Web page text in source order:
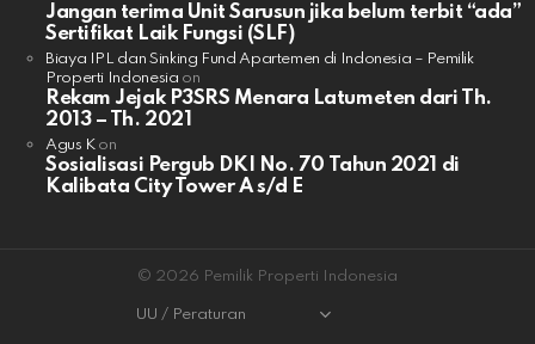
Jangan terima Unit Sarusun jika belum terbit “ada”
Sertifikat Laik Fungsi (SLF)
Biaya IPL dan Sinking Fund Apartemen di Indonesia – Pemilik
Properti Indonesia on
Rekam Jejak P3SRS Menara Latumeten dari Th.
2013 – Th. 2021
Agus Kon
Sosialisasi Pergub DKI No. 70 Tahun 2021 di
Kalibata City Tower A s/d E
© 2026 Pemilik Properti Indonesia
UU / Peraturan